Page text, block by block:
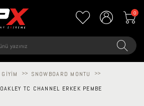
0
GIYIM >> SNOWBOARD MONTU >>
OAKLEY TC CHANNEL ERKEK PEMBE